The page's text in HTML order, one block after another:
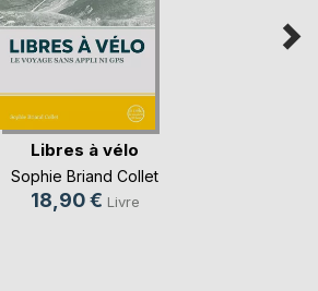
Libres à vélo
Sophie Briand Collet
18,90 € Livre